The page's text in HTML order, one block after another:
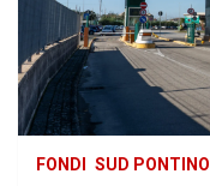
FONDI SUD PONTINO